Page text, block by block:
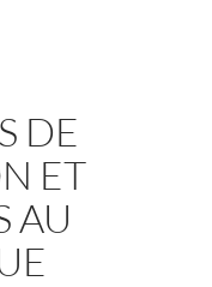
DE
ET
AU